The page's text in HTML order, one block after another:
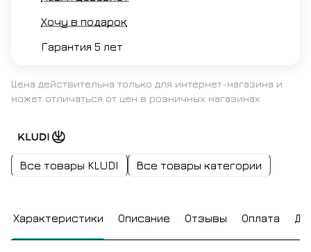
Хочу в подарок
Гарантия 5 лет
Цена действительна только для интернет-магазина и
может отличаться от цен в розничных магазинах
Все товары KLUDI Все товары категории
Характеристики Описание Отзывы Оплата